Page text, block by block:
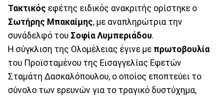
Τακτικός εφέτης ειδικός ανακριτής ορίστηκε ο
Σωτήρης Μπακαίμης, με αναπληρώτρια την
συνάδελφό του Σοφία Λυμπεριάδου.
Η σύγκλιση της Ολομέλειας έγινε με πρωτοβουλία
του Προϊσταμένου της Εισαγγελίας Εφετών
Σταμάτη Δασκαλόπουλου, ο οποίος εποπτεύει το
σύνολο των ερευνών για το τραγικό δυστύχημα,